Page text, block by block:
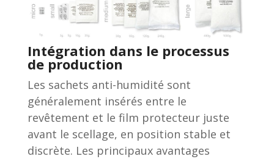
Intégration dans le processus
de production
Les sachets anti-humidité sont
généralement insérés entre le
revêtement et le film protecteur juste
avant le scellage, en position stable et
discrète. Les principaux avantages